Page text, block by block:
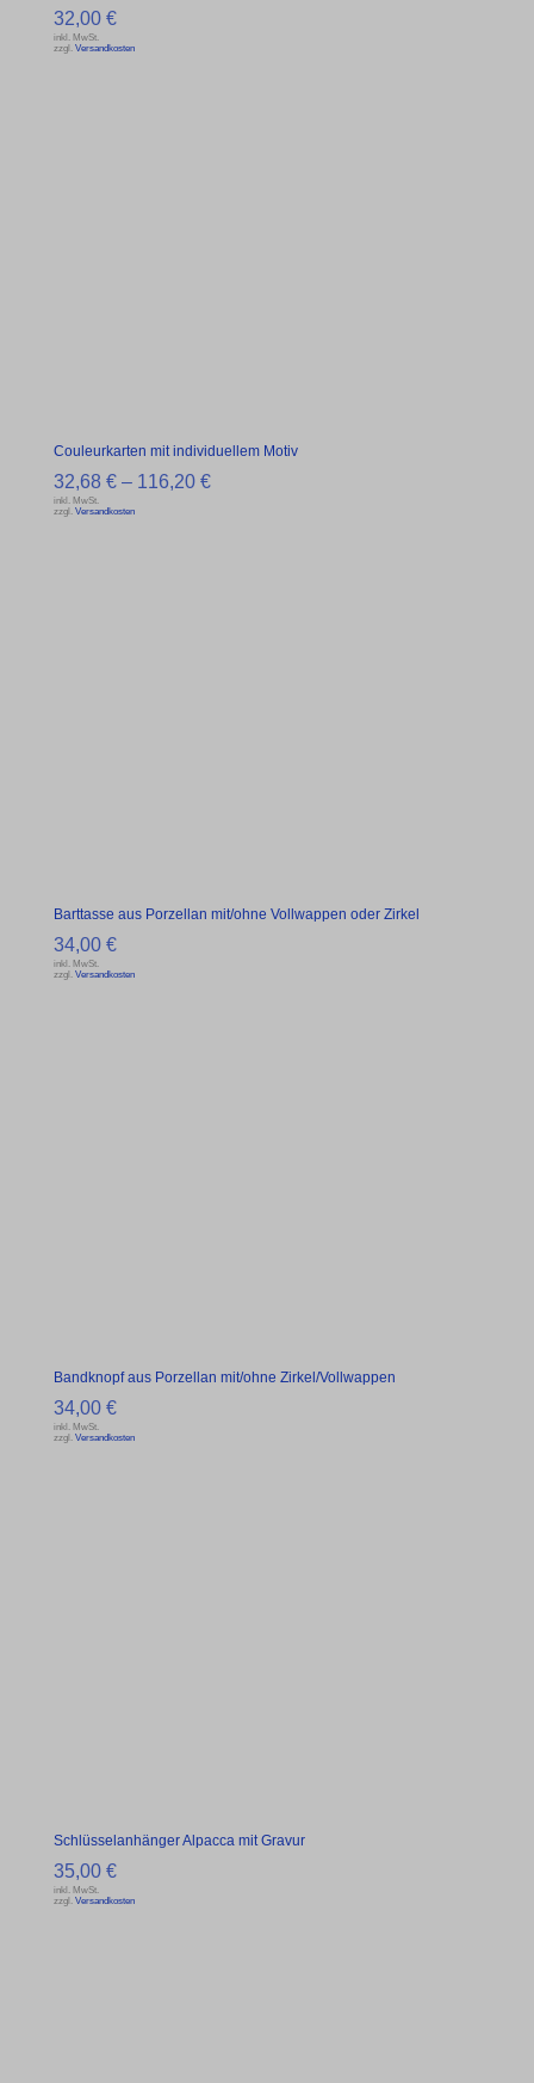
32,00 €
inkl. MwSt.
zzgl. Versandkosten
Couleurkarten mit individuellem Motiv
32,68 €– 116,20 €
inkl. MwSt.
zzgl. Versandkosten
Barttasse aus Porzellan mit/ohne Vollwappen oder Zirkel
34,00 €
inkl. MwSt.
zzgl. Versandkosten
Bandknopf aus Porzellan mit/ohne Zirkel/Vollwappen
34,00 €
inkl. MwSt.
zzgl. Versandkosten
Schlüsselanhänger Alpacca mit Gravur
35,00 €
inkl. MwSt.
zzgl. Versandkosten